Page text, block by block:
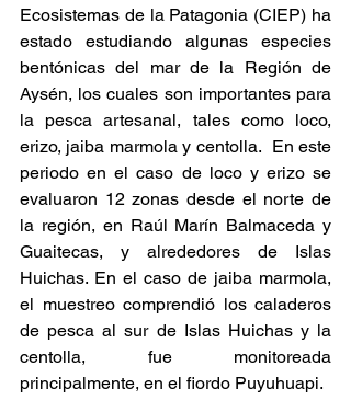
Ecosistemas de la Patagonia (CIEP) ha
estado estudiando algunas especies
bentónicas del mar de la Región de
Aysén, los cuales son importantes para
la pesca artesanal, tales como loco,
erizo, jaiba marmola y centolla.  En este
periodo en el caso de loco y erizo se
evaluaron 12 zonas desde el norte de
la región, en Raúl Marín Balmaceda y
Guaitecas, y alrededores de Islas
Huichas. En el caso de jaiba marmola,
el muestreo comprendió los caladeros
de pesca al sur de Islas Huichas y la
centolla, fue monitoreada
principalmente, en el fiordo Puyuhuapi.